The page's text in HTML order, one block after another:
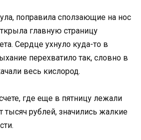
поправила сползающие на нос
главную страницу
Сердце ухнуло куда-то в
перехватило так, словно в
весь кислород.
где еще в пятницу лежали
тысяч рублей, значились жалкие